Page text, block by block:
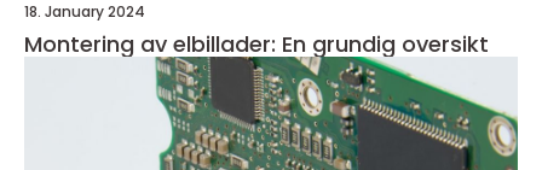
18. January 2024
Montering av elbillader: En grundig oversikt